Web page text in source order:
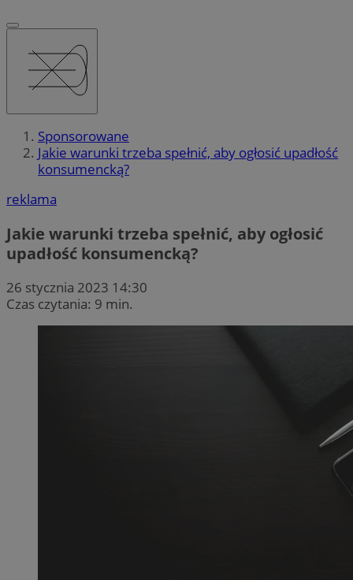
Sponsorowane
Jakie warunki trzeba spełnić, aby ogłosić upadłość
konsumencką?
reklama
Jakie warunki trzeba spełnić, aby ogłosić
upadłość konsumencką?
26 stycznia 2023 14:30
Czas czytania: 9 min.